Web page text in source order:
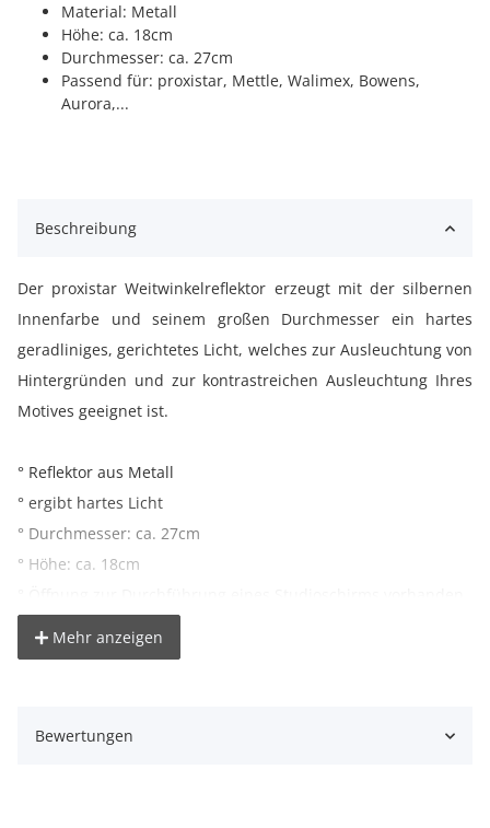
Material: Metall
Höhe: ca. 18cm
Durchmesser: ca. 27cm
Passend für: proxistar, Mettle, Walimex, Bowens,
Aurora,...
Beschreibung
Der proxistar Weitwinkelreflektor erzeugt mit der silbernen
Innenfarbe und seinem großen Durchmesser ein hartes
geradliniges, gerichtetes Licht, welches zur Ausleuchtung von
Hintergründen und zur kontrastreichen Ausleuchtung Ihres
Motives geeignet ist.
° Reflektor aus Metall
° ergibt hartes Licht
° Durchmesser: ca. 27cm
° Höhe: ca. 18cm
°Passend für Blitzgeräte/Leuchten von z.B.
- Sambesigroup BY-320A, 420A, BY-420Di, BY-620A
Mehr anzeigen
Bewertungen